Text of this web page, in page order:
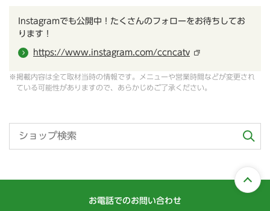
Instagramでも公開中！たくさんのフォローをお待ちしてお
ります！
https://www.instagram.com/ccncatv
※掲載内容は全て取材当時の情報です。メニューや営業時間などが変更され
ている可能性がありますので、あらかじめご了承ください。
お電話でのお問い合わせ